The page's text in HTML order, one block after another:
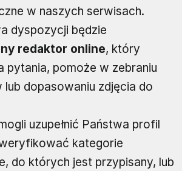
w naszych serwisach.
dyspozycji będzie
redaktor online, który
pytania, pomoże w zebraniu
lub dopasowaniu zdjęcia do
uzupełnić Państwa profil
kategorie
do których jest przypisany, lub